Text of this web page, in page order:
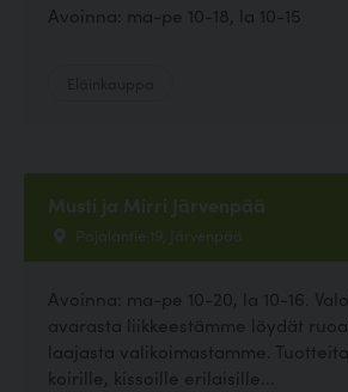
Avoinna: ma-pe 10-18, la 10-15
Musti ja Mirri Järvenpää
Pajalantie 19, Järvenpää
Avoinna: ma-pe 10-20, la 10-16.
avarasta liikkeestämme löydät
laajasta valikoimastamme.
koirille, kissoille erilaisille...